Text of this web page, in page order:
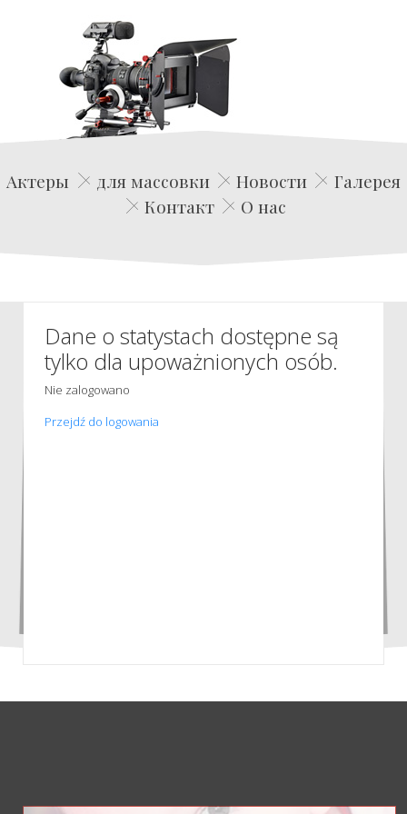
Edwin Film Agencja Aktorska
Актеры для массовки Новости
Галерея
Контакт
О нас
Dane o statystach dostępne są
tylko dla upoważnionych osób.
Nie zalogowano
Przejdź do logowania